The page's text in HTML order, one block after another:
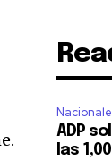
.
ADP
las